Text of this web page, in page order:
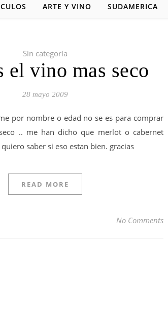
ARTE Y VINO SUDAMERICA
Sin categoría
el vino mas seco
28 mayo 2009
por nombre o edad no se es para comprar
.. me han dicho que merlot o cabernet
saber si eso estan bien. gracias
READ MORE
No Comments